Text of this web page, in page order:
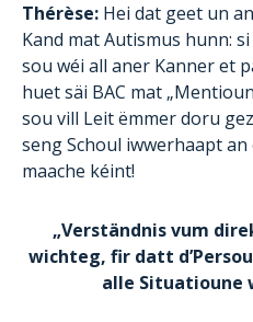
Thérèse: Hei dat geet un
Kand mat Autismus hunn:
sou wéi all aner Kanner et
huet säi BAC mat
sou vill Leit ëmmer doru
seng Schoul iwwerhaapt
maache kéint!
„Verständnis vum
wichteg, fir datt
alle Situatioune